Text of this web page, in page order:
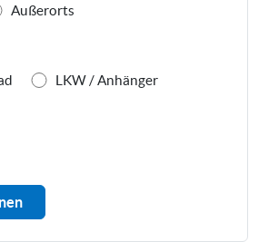
Außerorts
LKW / Anhänger